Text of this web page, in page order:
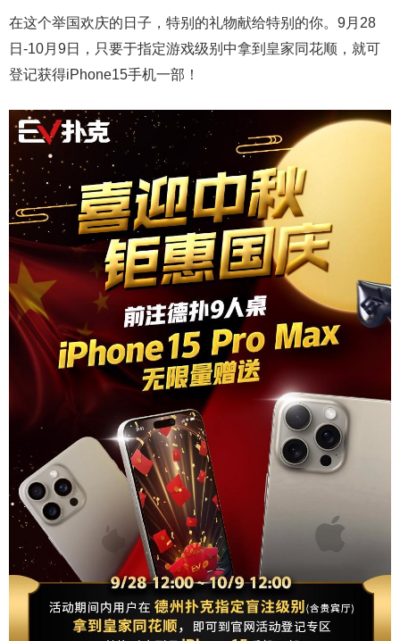
在这个举国欢庆的日子，特别的礼物献给特别的你。9月28
日-10月9日，只要于指定游戏级别中拿到皇家同花顺，就可
登记获得iPhone15手机一部！